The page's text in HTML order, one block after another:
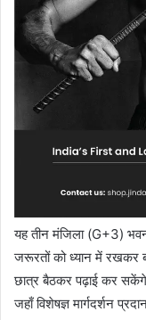
यह तीन मंजिला (G+3)
जरूरतों को ध्यान में रखकर
छात्र बैठकर पढ़ाई कर
जहाँ विशेषज्ञ मार्गदर्शन